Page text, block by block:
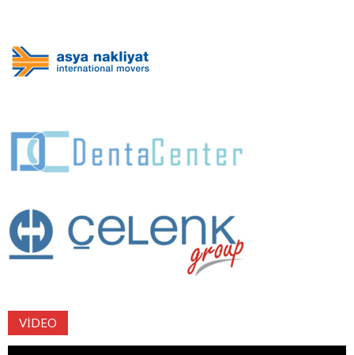
VIDEO